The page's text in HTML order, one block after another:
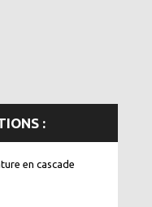
:
en cascade